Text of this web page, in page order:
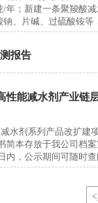
年；新建一条聚羧酸
、片碱、过硫酸铵
报告
性能减水剂产业链
水剂系列产品改扩
简本存放于我公司档
，公示期间可随时
<